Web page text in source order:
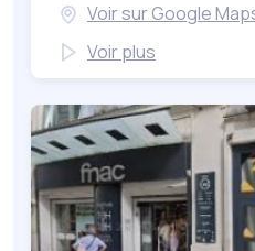
Voir sur Google
Voir plus